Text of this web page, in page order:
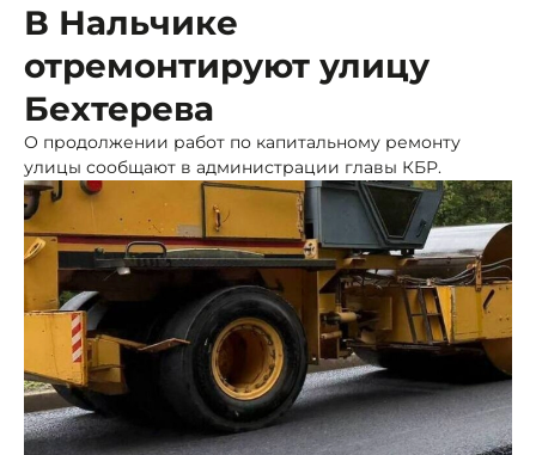
В Нальчике
отремонтируют улицу
Бехтерева
О продолжении работ по капитальному ремонту
улицы сообщают в администрации главы КБР.